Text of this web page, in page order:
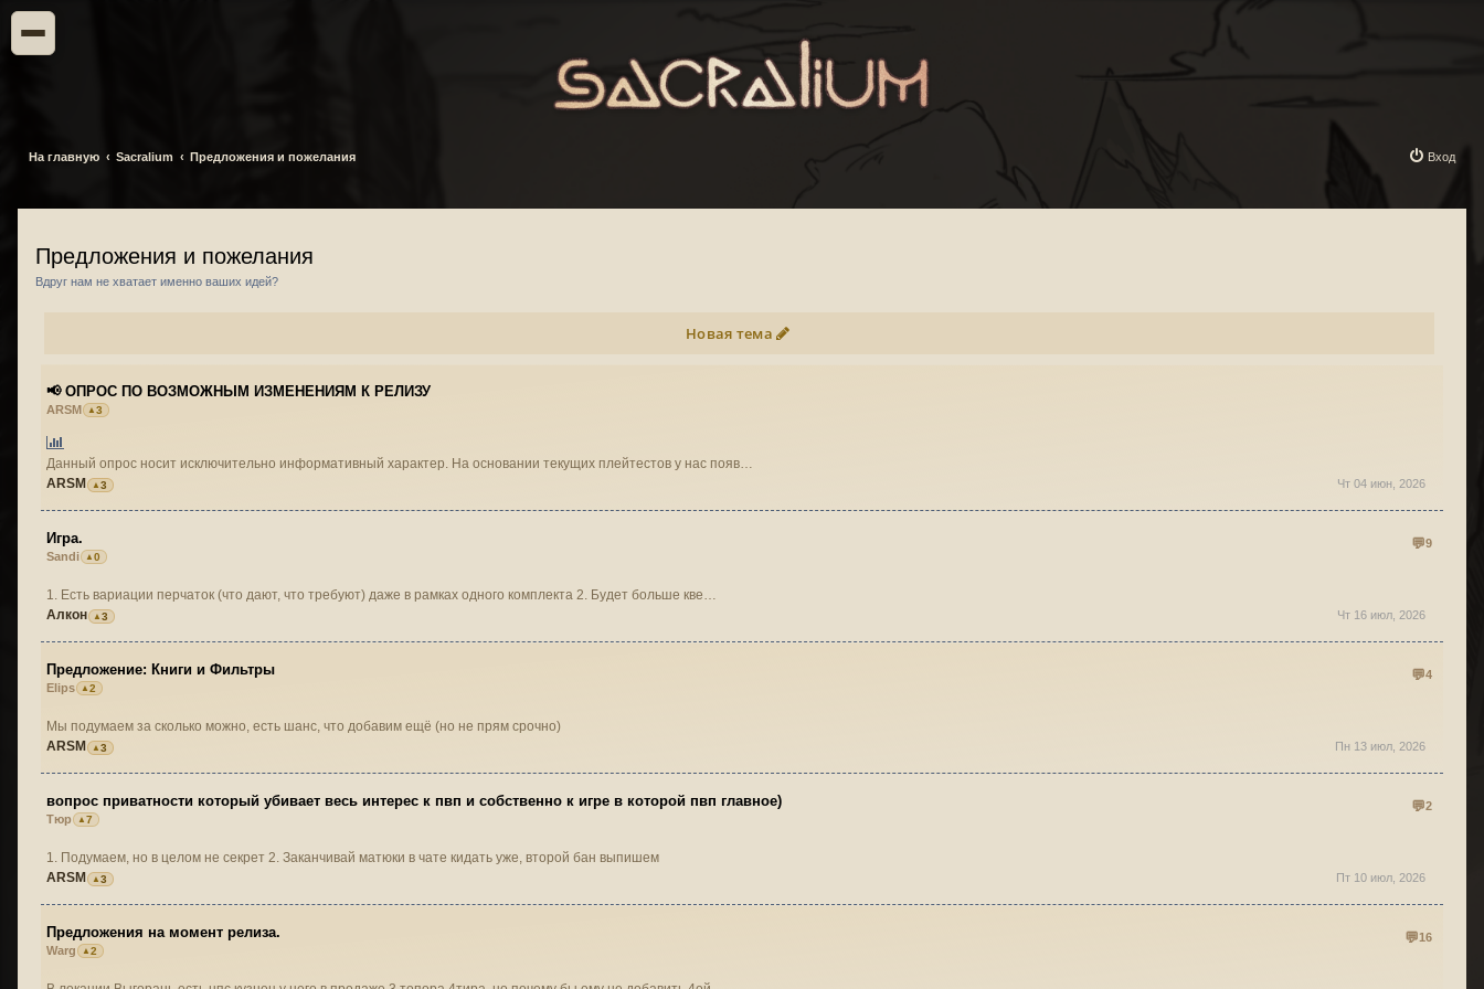
На главную Sacralium Предложения и пожелания Вход
Предложения и пожелания
Вдруг нам не хватает именно ваших идей?
Новая тема
📢 ОПРОС ПО ВОЗМОЖНЫМ ИЗМЕНЕНИЯМ К РЕЛИЗУ
ARSM 3
Данный опрос носит исключительно информативный характер. На основании текущих плейтестов у нас появ…
ARSM
3 Чт 04 июн, 2026
Игра.
9
Sandi
0
1. Есть вариации перчаток (что дают, что требуют) даже в рамках одного комплекта 2. Будет больше кве…
Алкон
3 Чт 16 июл, 2026
Предложение: Книги и Фильтры
4
Elips
2
Мы подумаем за сколько можно, есть шанс, что добавим ещё (но не прям срочно)
ARSM
3 Пн 13 июл, 2026
вопрос приватности который убивает весь интерес к пвп и собственно к игре в которой пвп главное)
2
Тюр
7
1. Подумаем, но в целом не секрет 2. Заканчивай матюки в чате кидать уже, второй бан выпишем
ARSM
3 Пт 10 июл, 2026
Предложения на момент релиза.
16
Warg
2